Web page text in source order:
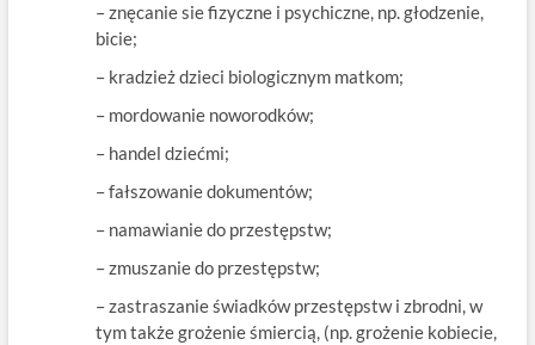
– znęcanie sie fizyczne i psychiczne, np. głodzenie,
bicie;
– kradzież dzieci biologicznym matkom;
– mordowanie noworodków;
– handel dziećmi;
– fałszowanie dokumentów;
– namawianie do przestępstw;
– zmuszanie do przestępstw;
– zastraszanie świadków przestępstw i zbrodni, w
tym także grożenie śmiercią, (np. grożenie kobiecie,